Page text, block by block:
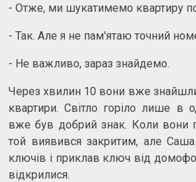
- Отже, ми шукатимемо квартиру
- Так. Але я не пам'ятаю точний
- Не важливо, зараз знайдемо.
Через хвилин 10 вони вже знайшли
квартири. Світло горіло лише в
вже був добрий знак. Коли вони
той виявився закритим, але
ключів і приклав ключ від
відкрилися.